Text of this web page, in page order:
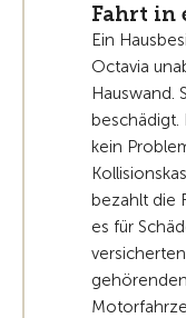
Fahrt in
Ein
Octavia
Hauswand.
beschädigt.
kein
bezahlt die
es für